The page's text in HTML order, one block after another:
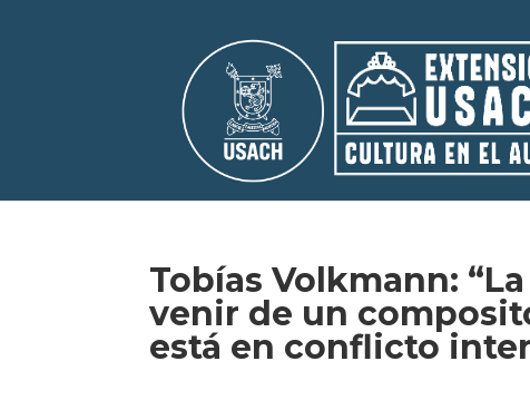
Tobías Volkmann:
venir de un
está en conflicto